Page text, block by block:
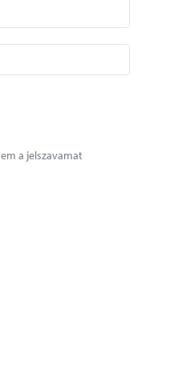
a jelszavamat